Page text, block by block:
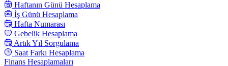
Haftanın Günü Hesaplama
İş Günü Hesaplama
Hafta Numarası
Gebelik Hesaplama
Artık Yıl Sorgulama
Saat Farkı Hesaplama
Finans Hesaplamaları